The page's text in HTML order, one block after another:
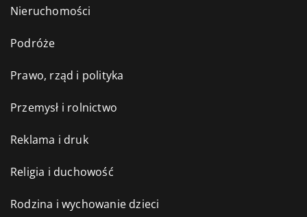
Nieruchomości
Podróże
Prawo, rząd i polityka
Przemysł i rolnictwo
Reklama i druk
Religia i duchowość
Rodzina i wychowanie dzieci